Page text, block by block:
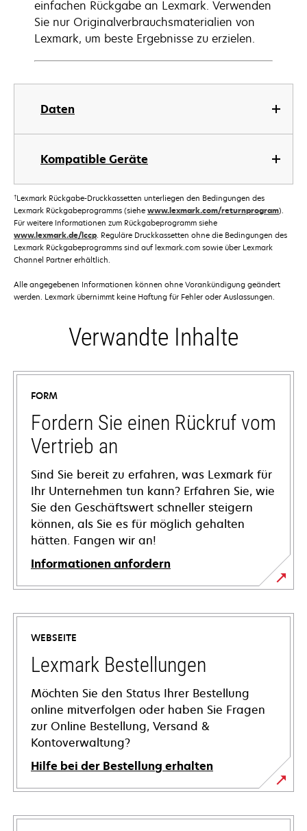
Daten
Kompatible Geräte
einfachen Rückgabe an Lexmark. Verwenden
Sie nur Originalverbrauchsmaterialien von
Lexmark, um beste Ergebnisse zu erzielen.
†Lexmark Rückgabe-Druckkassetten unterliegen den Bedingungen des
Lexmark Rückgabeprogramms (siehe www.lexmark.com/returnprogram).
Für weitere Informationen zum Rückgabeprogramm siehe
www.lexmark.de/lccp. Reguläre Druckkassetten ohne die Bedingungen des
Lexmark Rückgabeprogramms sind auf lexmark.com sowie über Lexmark
Channel Partner erhältlich.
Alle angegebenen Informationen können ohne Vorankündigung geändert
werden. Lexmark übernimmt keine Haftung für Fehler oder Auslassungen.
Verwandte Inhalte
FORM
Fordern Sie einen Rückruf vom
Vertrieb an
Sind Sie bereit zu erfahren, was Lexmark für
Ihr Unternehmen tun kann? Erfahren Sie, wie
Sie den Geschäftswert schneller steigern
können, als Sie es für möglich gehalten
hätten. Fangen wir an!
Informationen anfordern
WEBSEITE
Lexmark Bestellungen
Möchten Sie den Status Ihrer Bestellung
online mitverfolgen oder haben Sie Fragen
zur Online Bestellung, Versand &
Kontoverwaltung?
Hilfe bei der Bestellung erhalten